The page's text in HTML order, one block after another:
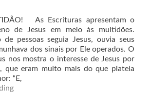
As Escrituras apresentam o
de Jesus em meio às multidões.
de pessoas seguia Jesus, ouvia seus
dos sinais por Ele operados. O
nos mostra o interesse de Jesus por
que eram muito mais do que plateia
“E,